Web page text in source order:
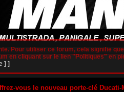
vous le nouveau porte-clé
Pour utiliser ce forum, cela signifie
en cliquant sur le lien "Politiques" en
] ]